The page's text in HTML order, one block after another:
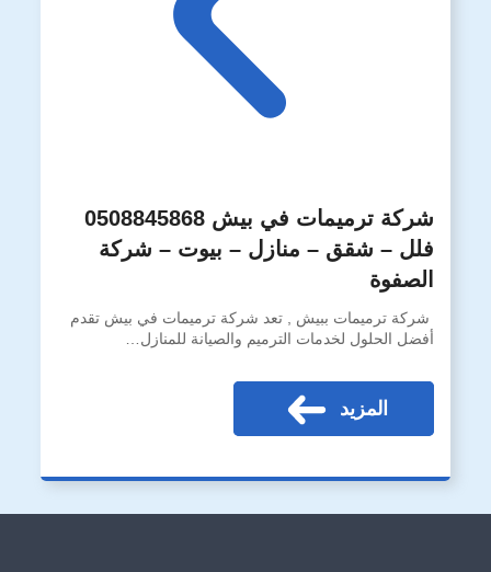
شركة ترميمات في بيش 0508845868
فلل – شقق – منازل – بيوت – شركة
الصفوة
شركة ترميمات ببيش , تعد شركة ترميمات في بيش تقدم
أفضل الحلول لخدمات الترميم والصيانة للمنازل…
المزيد